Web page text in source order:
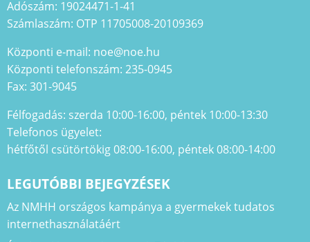
Adószám: 19024471-1-41
Számlaszám: OTP 11705008-20109369
Központi e-mail: noe@noe.hu
Központi telefonszám: 235-0945
Fax: 301-9045
Félfogadás: szerda 10:00-16:00, péntek 10:00-13:30
Telefonos ügyelet:
hétfőtől csütörtökig 08:00-16:00, péntek 08:00-14:00
LEGUTÓBBI BEJEGYZÉSEK
Az NMHH országos kampánya a gyermekek tudatos
internethasználatáért